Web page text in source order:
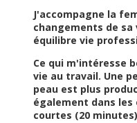
J'accompagne la
changements de sa
équilibre vie
Ce qui m'intéresse
vie au travail. Une
peau est plus
également dans les
courtes (20